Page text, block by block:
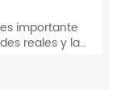
importante
reales y la